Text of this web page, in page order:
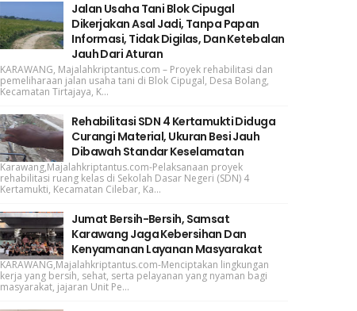
Jalan Usaha Tani Blok Cipugal
Dikerjakan Asal Jadi, Tanpa Papan
Informasi, Tidak Digilas, Dan Ketebalan
Jauh Dari Aturan
KARAWANG, Majalahkriptantus.com – Proyek rehabilitasi dan
pemeliharaan jalan usaha tani di Blok Cipugal, Desa Bolang,
Kecamatan Tirtajaya, K...
Rehabilitasi SDN 4 Kertamukti Diduga
Curangi Material, Ukuran Besi Jauh
Dibawah Standar Keselamatan
Karawang,Majalahkriptantus.com-Pelaksanaan proyek
rehabilitasi ruang kelas di Sekolah Dasar Negeri (SDN) 4
Kertamukti, Kecamatan Cilebar, Ka...
Jumat Bersih-Bersih, Samsat
Karawang Jaga Kebersihan Dan
Kenyamanan Layanan Masyarakat
KARAWANG,Majalahkriptantus.com-Menciptakan lingkungan
kerja yang bersih, sehat, serta pelayanan yang nyaman bagi
masyarakat, jajaran Unit Pe...